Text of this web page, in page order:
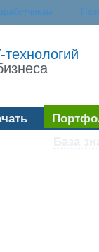
технологий